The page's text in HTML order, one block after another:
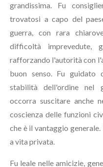
grandissima. Fu
trovatosi a capo del
guerra, con rara
difficoltà imprevedute,
rafforzando l'autorità con
buon senso. Fu guidato
stabilità dell'ordine nel
occorra suscitare anche
coscienza delle funzioni
che è il vantaggio
a vita privata.
Fu leale nelle amicizie,